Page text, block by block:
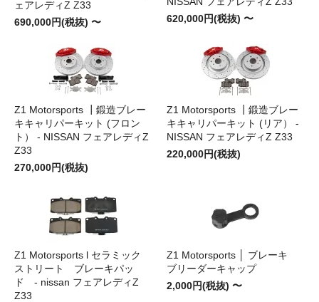
ェアレディZ Z33
690,000円(税抜) 〜
620,000円(税抜) 〜
Z1 Motorsports ┃鍛造ブレー
キキャリパーキット (フロン
ト） - NISSAN フェアレディZ
Z33
270,000円(税抜)
Z1 Motorsports ┃鍛造ブレー
キキャリパーキット (リア） -
NISSAN フェアレディZ Z33
220,000円(税抜)
Z1 Motorsports l セラミック
ストリート ブレーキパッ
ド - nissan フェアレディZ
Z33
Z1 Motorsports │ ブレーキ
ブリーダーキャップ
2,000円(税抜) 〜